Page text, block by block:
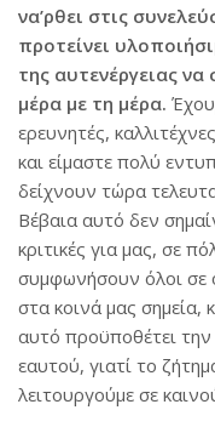
να’ρθει στις
προτείνει
της αυτενέργειας
μέρα με τη μέρα.
ερευνητές,
και είμαστε πολύ
δείχνουν τώρα
Βέβαια αυτό δεν
κριτικές για μας, σε
συμφωνήσουν όλοι σε
στα κοινά μας σημεία,
αυτό προϋποθέτει
εαυτού, γιατί το
λειτουργούμε σε